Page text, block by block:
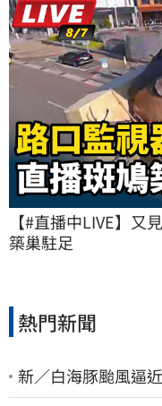
【#直播中LIVE】又
築巢駐足
熱門新聞
新／白海豚颱風逼